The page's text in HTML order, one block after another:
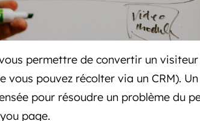
permettre de convertir un visiteur
vous pouvez récolter via un CRM).
pour résoudre un problème du
page.